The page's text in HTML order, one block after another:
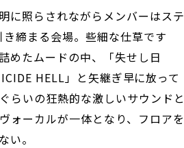
に照らされながらメンバーはステ
締まる会場。些細な仕草です
めたムードの中、「失せし日
HELL」と矢継ぎ早に放って
らいの狂熱的な激しいサウンドと
ォーカルが一体となり、フロアを
い。